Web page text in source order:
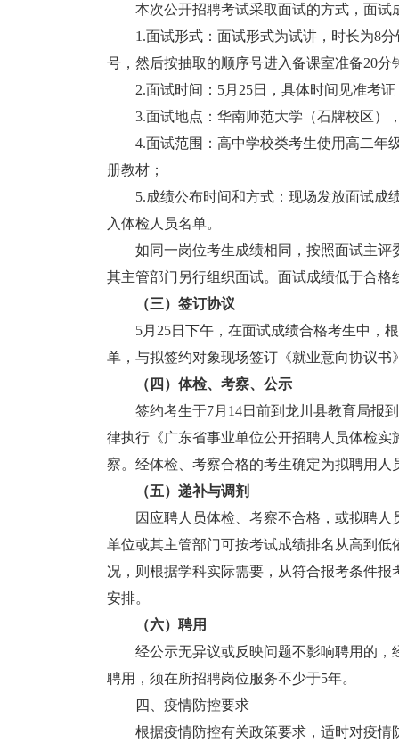
本次公开招聘考试采取面试的方式，面试
1.面试形式：面试形式为试讲，时长为8分
号，然后按抽取的顺序号进入备课室准备20分
2.面试时间：5月25日，具体时间见准考证
3.面试地点：华南师范大学（石牌校区）
4.面试范围：高中学校类考生使用高二年
册教材；
5.成绩公布时间和方式：现场发放面试成绩
入体检人员名单。
如同一岗位考生成绩相同，按照面试主评
其主管部门另行组织面试。面试成绩低于合格
（三） 签订协议
5月25日下午，在面试成绩合格考生中，根
单，与拟签约对象现场签订《就业意向协议书
（四） 体检、考察、公示
签约考生于7月14日前到龙川县教育局报到
律执行《广东省事业单位公开招聘人员体检
察。经体检、考察合格的考生确定为拟聘用
（五）递补与调剂
因应聘人员体检、考察不合格，或拟聘人
单位或其主管部门可按考试成绩排名从高到
况，则根据学科实际需要，从符合报考条件
安排。
（六）聘用
经公示无异议或反映问题不影响聘用的，
聘用，须在所招聘岗位服务不少于5年。
四、疫情防控要求
根据疫情防控有关政策要求，适时对疫情